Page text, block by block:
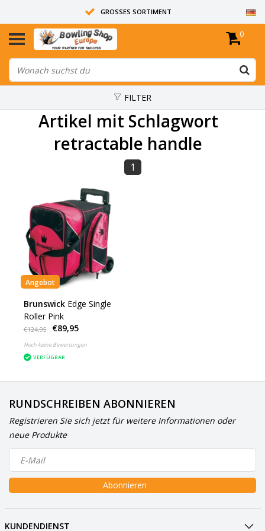
GROSSES SORTIMENT
14 TAGE RÜCKGABERECHT
ALLE BOWLINGKUGELN SIND UNGEBOHRT
0
FILTER
Artikel mit Schlagwort
retractable handle
1
Angebot
Brunswick Edge Single
Roller Pink
€124,95 €89,95
Noch keine Bewertungen
VERFÜGBAR
RUNDSCHREIBEN ABONNIEREN
Registrieren Sie sich jetzt für weitere Informationen oder
neue Produkte
Abonnieren
KUNDENDIENST